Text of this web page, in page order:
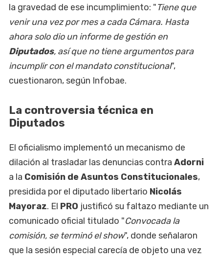
la gravedad de ese incumplimiento: "Tiene que
venir una vez por mes a cada Cámara. Hasta
ahora solo dio un informe de gestión en
Diputados, así que no tiene argumentos para
incumplir con el mandato constitucional",
cuestionaron, según Infobae.
La controversia técnica en
Diputados
El oficialismo implementó un mecanismo de
dilación al trasladar las denuncias contra Adorni
a la Comisión de Asuntos Constitucionales,
presidida por el diputado libertario Nicolás
Mayoraz. El PRO justificó su faltazo mediante un
comunicado oficial titulado "Convocada la
comisión, se terminó el show", donde señalaron
que la sesión especial carecía de objeto una vez